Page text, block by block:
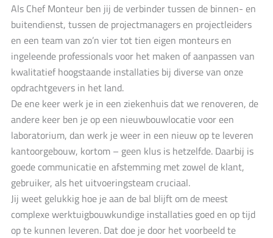
Als Chef Monteur ben jij de verbinder tussen de binnen- en
buitendienst, tussen de projectmanagers en projectleiders
en een team van zo’n vier tot tien eigen monteurs en
ingeleende professionals voor het maken of aanpassen van
kwalitatief hoogstaande installaties bij diverse van onze
opdrachtgevers in het land.
De ene keer werk je in een ziekenhuis dat we renoveren, de
andere keer ben je op een nieuwbouwlocatie voor een
laboratorium, dan werk je weer in een nieuw op te leveren
kantoorgebouw, kortom – geen klus is hetzelfde. Daarbij is
goede communicatie en afstemming met zowel de klant,
gebruiker, als het uitvoeringsteam cruciaal.
Jij weet gelukkig hoe je aan de bal blijft om de meest
complexe werktuigbouwkundige installaties goed en op tijd
op te kunnen leveren. Dat doe je door het voorbeeld te